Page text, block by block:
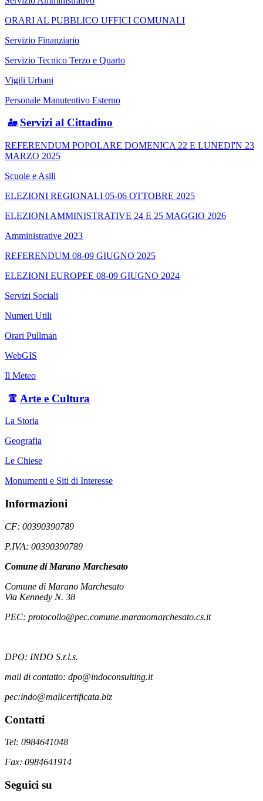
ORARI AL PUBBLICO UFFICI COMUNALI
Servizio Finanziario
Servizio Tecnico Terzo e Quarto
Vigili Urbani
Personale Manutentivo Esterno
Servizi al Cittadino
REFERENDUM POPOLARE DOMENICA 22 E LUNEDI'N 23
MARZO 2025
Scuole e Asili
ELEZIONI REGIONALI 05-06 OTTOBRE 2025
ELEZIONI AMMINISTRATIVE 24 E 25 MAGGIO 2026
Amministrative 2023
REFERENDUM 08-09 GIUGNO 2025
ELEZIONI EUROPEE 08-09 GIUGNO 2024
Servizi Sociali
Numeri Utili
Orari Pullman
WebGIS
Il Meteo
Arte e Cultura
La Storia
Geografia
Le Chiese
Monumenti e Siti di Interesse
Informazioni
CF: 00390390789
P.IVA: 00390390789
Comune di Marano Marchesato
Comune di Marano Marchesato
Via Kennedy N. 38
PEC: protocollo@pec.comune.maranomarchesato.cs.it
DPO: INDO S.r.l.s.
mail di contatto: dpo@indoconsulting.it
pec:indo@mailcertificata.biz
Contatti
Tel: 0984641048
Fax: 0984641914
Seguici su